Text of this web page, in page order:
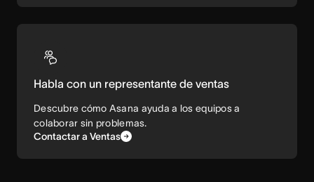
Habla con un representante de ventas
Descubre cómo Asana ayuda a los equipos a
colaborar sin problemas.
Contactar a Ventas